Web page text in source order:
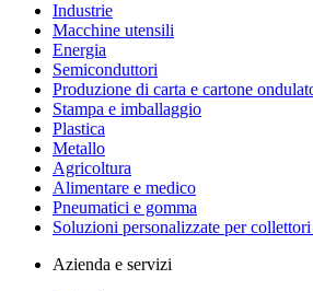
Industrie
Macchine utensili
Energia
Semiconduttori
Produzione di carta e cartone
Stampa e imballaggio
Plastica
Metallo
Agricoltura
Alimentare e medico
Pneumatici e gomma
Soluzioni personalizzate per
Azienda e servizi